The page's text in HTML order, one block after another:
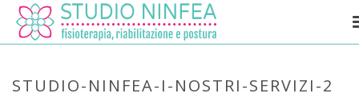
STUDIO-NINFEA-I-NOSTRI-SERVIZI-2